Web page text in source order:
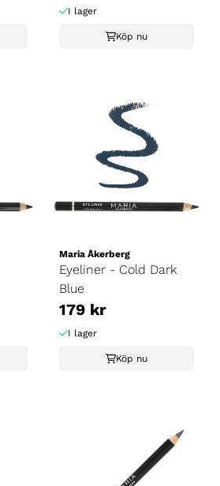
I lager
Köp nu
Maria Åkerberg
Eyeliner - Cold Dark
Blue
179 kr
I lager
Köp nu